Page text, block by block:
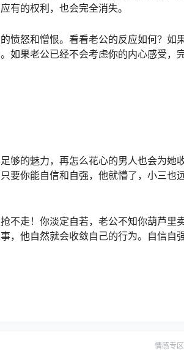
有的权利，也会完全消失。
愤怒和憎恨。看看老公的反应如何？如
如果老公已经不会考虑你的内心感受，
够的魅力，再怎么花心的男人也会为她
要你能自信和自强，他就懵了，小三也
不走！你淡定自若，老公不知你葫芦里
，他自然就会收敛自己的行为。自信自
情感专区